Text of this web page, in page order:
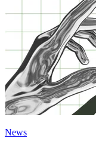
News